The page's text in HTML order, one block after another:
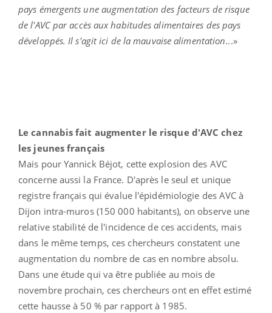
pays émergents une augmentation des facteurs de risque
de l'AVC par accès aux habitudes alimentaires des pays
développés. Il s'agit ici de la mauvaise alimentation...»
Le cannabis fait augmenter le risque d'AVC chez
les jeunes français
Mais pour Yannick Béjot, cette explosion des AVC
concerne aussi la France. D'après le seul et unique
registre français qui évalue l'épidémiologie des AVC à
Dijon intra-muros (150 000 habitants), on observe une
relative stabilité de l'incidence de ces accidents, mais
dans le même temps, ces chercheurs constatent une
augmentation du nombre de cas en nombre absolu.
Dans une étude qui va être publiée au mois de
novembre prochain, ces chercheurs ont en effet estimé
cette hausse à 50 % par rapport à 1985.